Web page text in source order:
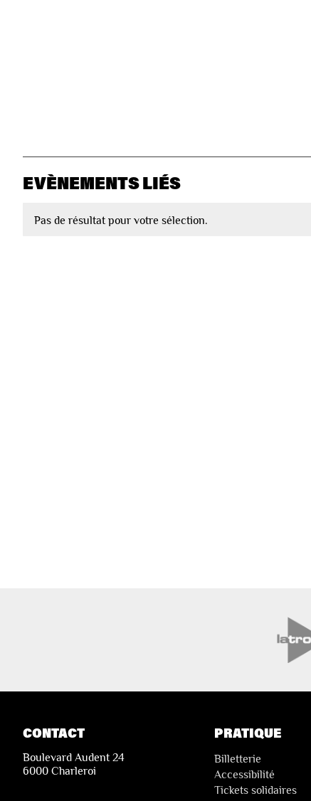
EVÈNEMENTS LIÉS
Pas de résultat pour votre sélection.
CONTACT
Boulevard Audent 24
6000 Charleroi
PRATIQUE
Billetterie
Accessibilité
Tickets solidaires